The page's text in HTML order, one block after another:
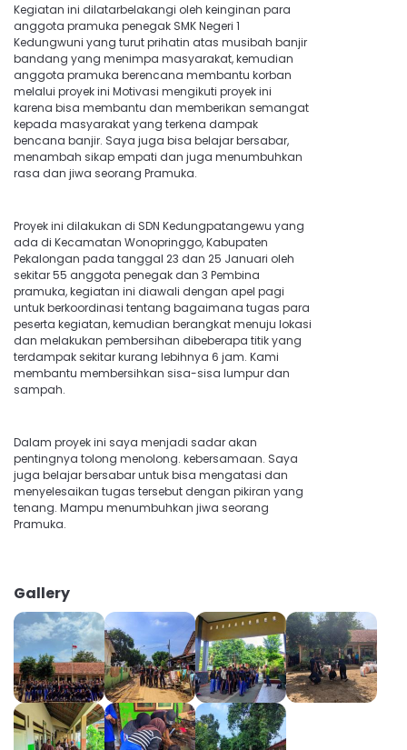
Kegiatan ini dilatarbelakangi oleh keinginan para
anggota pramuka penegak SMK Negeri 1
Kedungwuni yang turut prihatin atas musibah banjir
bandang yang menimpa masyarakat, kemudian
anggota pramuka berencana membantu korban
melalui proyek ini Motivasi mengikuti proyek ini
karena bisa membantu dan memberikan semangat
kepada masyarakat yang terkena dampak
bencana banjir. Saya juga bisa belajar bersabar,
menambah sikap empati dan juga menumbuhkan
rasa dan jiwa seorang Pramuka.
Proyek ini dilakukan di SDN Kedungpatangewu yang
ada di Kecamatan Wonopringgo, Kabupaten
Pekalongan pada tanggal 23 dan 25 Januari oleh
sekitar 55 anggota penegak dan 3 Pembina
pramuka, kegiatan ini diawali dengan apel pagi
untuk berkoordinasi tentang bagaimana tugas para
peserta kegiatan, kemudian berangkat menuju lokasi
dan melakukan pembersihan dibeberapa titik yang
terdampak sekitar kurang lebihnya 6 jam. Kami
membantu membersihkan sisa-sisa lumpur dan
sampah.
Dalam proyek ini saya menjadi sadar akan
pentingnya tolong menolong. kebersamaan. Saya
juga belajar bersabar untuk bisa mengatasi dan
menyelesaikan tugas tersebut dengan pikiran yang
tenang. Mampu menumbuhkan jiwa seorang
Pramuka.
Gallery